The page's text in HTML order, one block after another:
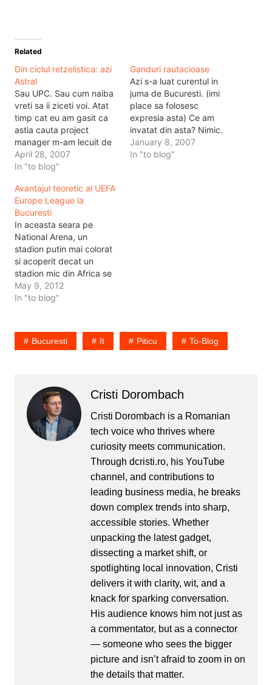
Related
Din ciclul retzelistica: azi
Astral
Sau UPC. Sau cum naiba
vreti sa ii ziceti voi. Atat
timp cat eu am gasit ca
astia cauta project
manager m-am lecuit de
ce retea pot sa aibe.
Faptul ca nu sunt
partea de administrare ...
retelele de net din
Romania, o stie oricine.
Dar…
April 28, 2007
In "to blog"
Ganduri rautacioase
Azi s-a luat curentul in
juma de Bucuresti. (imi
place sa folosesc
expresia asta) Ce am
invatat din asta? Nimic.
Stam cu retelele electrice
din 1970 toamna, de
January 8, 2007
In "to blog"
Avantajul teoretic al UEFA
Europe League la
Bucuresti
In aceasta seara pe
National Arena, un
stadion putin mai colorat
si acoperit decat un
stadion mic din Africa se
va disputa finala UEFA
Europe League. O sa fac
Sud la Cupa Mondiala,
pentru ca atat stadionul
May 9, 2012
In "to blog"
Bucuresti It Piticu To-Blog
Cristi Dorombach
Cristi Dorombach is a Romanian
tech voice who thrives where
curiosity meets communication.
Through dcristi.ro, his YouTube
channel, and contributions to
leading business media, he breaks
down complex trends into sharp,
accessible stories. Whether
unpacking the latest gadget,
dissecting a market shift, or
spotlighting local innovation, Cristi
delivers it with clarity, wit, and a
knack for sparking conversation.
His audience knows him not just as
a commentator, but as a connector
— someone who sees the bigger
picture and isn’t afraid to zoom in on
the details that matter.